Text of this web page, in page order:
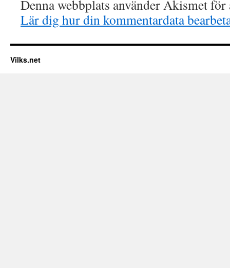
Denna webbplats använder Akismet
Lär dig hur din kommentardata
Vilks.net